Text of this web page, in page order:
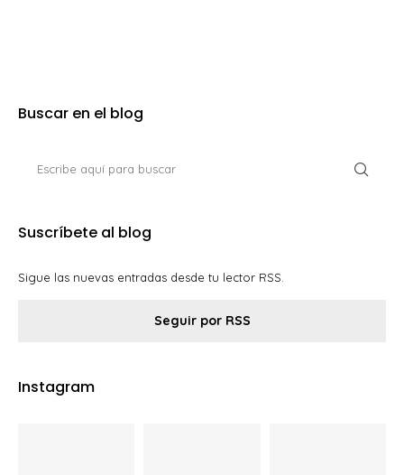
Buscar en el blog
Suscríbete al blog
Sigue las nuevas entradas desde tu lector RSS.
Seguir por RSS
Instagram